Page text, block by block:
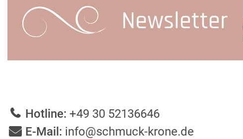
Newsletter
Hotline: +49 30 52136646
E-Mail: info@schmuck-krone.de